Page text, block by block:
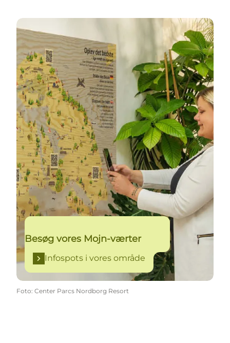
Infospots i vores område
Besøg vores Mojn-værter
Infospots i vores område
Foto: Center Parcs Nordborg Resort